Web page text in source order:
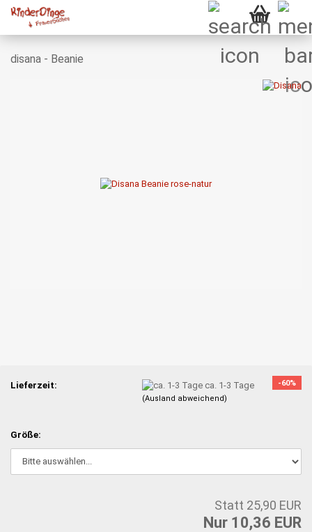
disana - Beanie
-60%
Lieferzeit: ca. 1-3 Tage
(Ausland abweichend)
Größe:
Statt 25,90 EUR
Nur 10,36 EUR